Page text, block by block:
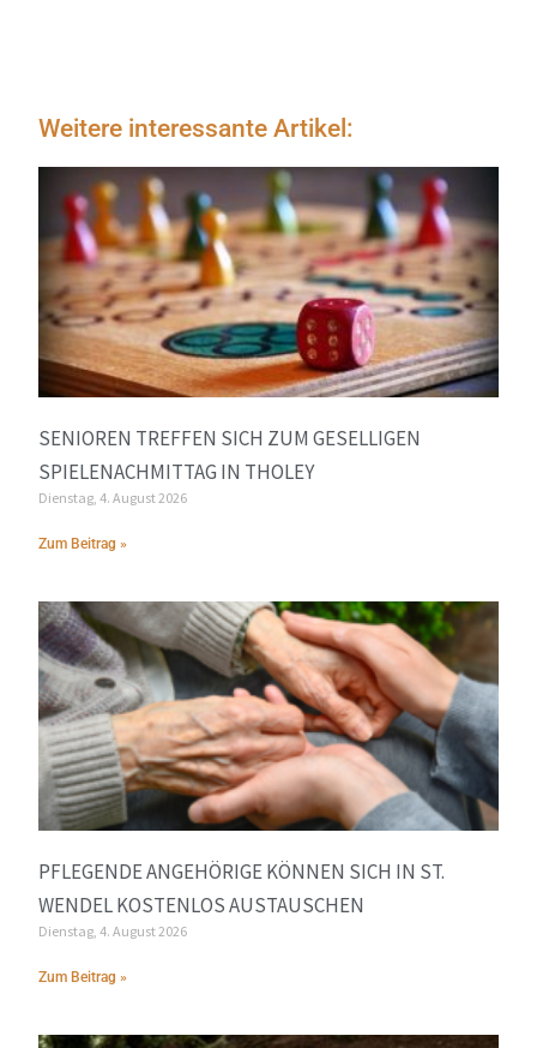
Weitere interessante Artikel:
SENIOREN TREFFEN SICH ZUM GESELLIGEN
SPIELENACHMITTAG IN THOLEY
Dienstag, 4. August 2026
Zum Beitrag »
PFLEGENDE ANGEHÖRIGE KÖNNEN SICH IN ST.
WENDEL KOSTENLOS AUSTAUSCHEN
Dienstag, 4. August 2026
Zum Beitrag »